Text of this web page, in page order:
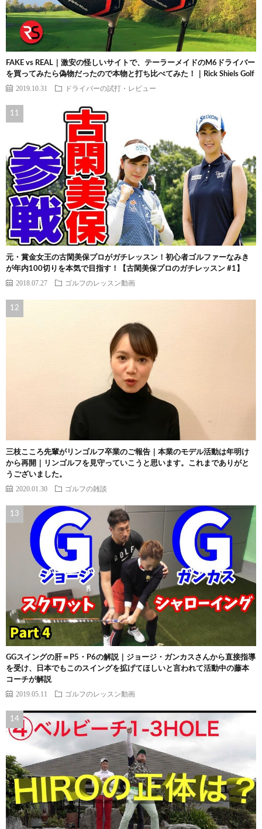
FAKE vs REAL｜激安の怪しいサイトで、テーラーメイドのM6ドライバー
を買ってみたら偽物だったので本物と打ち比べてみた！｜Rick Shiels Golf
2019.10.31 ドライバーの試打・レビュー
元・賞金女王の古閑美保プロがガチレッスン！初心者ゴルファーなみき
が年内100切りを本気で目指す！【古閑美保プロのガチレッスン #1】
2018.07.27 ゴルフのレッスン動画
三枝こころ先輩がリンゴルフ卒業のご報告｜本業のモデル活動は年明け
から再開｜リンゴルフを見守っていこうと思います。これまでありがと
うございました。
2020.01.30 ゴルフの雑談
GGスイングの肝＝P5・P6の解説｜ジョージ・ガンカスさんから直接指導
を受け、日本でもこのスイングを拡げてほしいと言われて活動中の藤本
コーチが解説
2019.05.11 ゴルフのレッスン動画